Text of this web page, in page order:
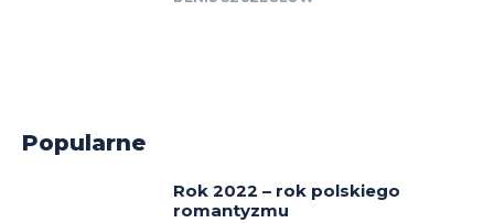
Popularne
Rok 2022 – rok polskiego
romantyzmu